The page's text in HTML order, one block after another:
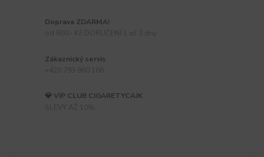
Doprava ZDARMA!
Zákaznický servis
💎 VIP CLUB CIGARETYCAJK